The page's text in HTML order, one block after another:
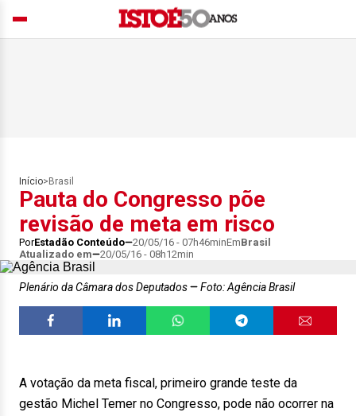
Início> Brasil
Pauta do Congresso põe
revisão de meta em risco
PorEstadão Conteúdo 20/05/16 - 07h46minEmBrasil
Atualizado em
20/05/16 - 08h12min
Plenário da Câmara dos Deputados Foto: Agência Brasil
A votação da meta fiscal, primeiro grande teste da
gestão Michel Temer no Congresso, pode não ocorrer na